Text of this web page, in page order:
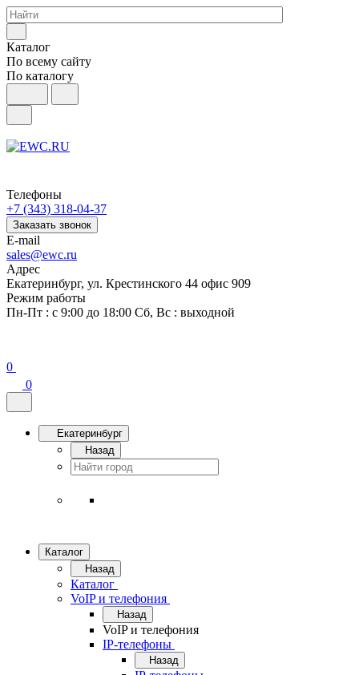
Каталог
По всему сайту
По каталогу
Телефоны
+7 (343) 318-04-37
Заказать звонок
E-mail
sales@ewc.ru
Адрес
Екатеринбург, ул. Крестинского 44 офис 909
Режим работы
Пн-Пт : с 9:00 до 18:00 Сб, Вс : выходной
0
0
Екатеринбург
Назад
Каталог
Назад
Каталог
VoIP и телефония
Назад
VoIP и телефония
IP-телефоны
Назад